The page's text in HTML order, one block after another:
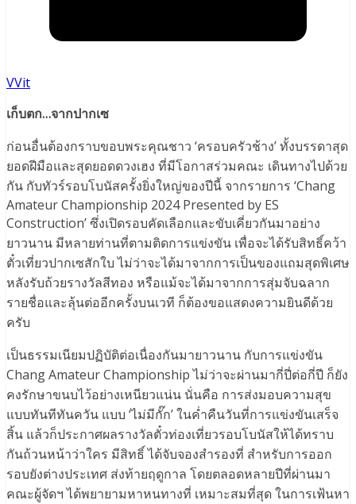
VVit
เก็บตก…จากปากเซ
ก่อนอื่นต้องกราบขอบพระคุณชาว ‘ครอบครัวช้าง’ ทั้งบรรดาสุด
ยอดฝีมือและสุดยอดดวงเฮง ที่มีโอกาสร่วมคณะ เดินทางไปด้วย
กัน กับทัวร์รอบโบนัสครั้งยิ่งใหญ่ของปีนี้ จากรายการ ‘Chang
Amateur Championship 2024 Presented by ES
Construction’ ซึ่งเปิดรอบคัดเลือกและขับเคี่ยวกันมาอย่าง
ยาวนาน มีหลายท่านที่ตามติดการแข่งขัน เพื่อจะได้รับสิทธิ์คว้า
ตั๋วเที่ยวปากเซสักใบ ไม่ว่าจะได้มาจากการเป็นของแถมสุดพิเศษ
หลังรับถ้วยรางวัลสีทอง หรือแม้จะได้มาจากการสุ่มจับฉลาก
รายชื่อและลุ้นต่ออีกครั้งบนเวที ก็ต้องขอแสดงความยินดีด้วย
ครับ
เป็นธรรมเนียมปฏิบัติต่อเนื่องกันมายาวนาน กับการแข่งขัน
Chang Amateur Championship ไม่ว่าจะผ่านมากี่ปี่ต่อกี่ปี ก็ยัง
คงรักษาขนบไว้อย่างเหนียวแน่น นั่นคือ การส่งมอบความสุข
แบบทันทีทันควัน แบบ ‘ไม่มีกั๊ก’ ในค่ำคืนวันที่การแข่งขันเสร็จ
สิ้น แล้วก็ประกาศผลรางวัลตั๋วท่องเที่ยวรอบโบนัสให้ได้ทราบ
กันถ้วนหน้าว่าใคร มีสิทธิ์ ได้จับจองสำรองที่ สำหรับการออก
รอบยังต่างประเทศ ส่งท้ายฤดูกาล โดยตลอดหลายปีที่ผ่านมา
คณะผู้จัดฯ ได้พยายามหาหนทางที่ เหมาะสมที่สุด ในการเฟ้นหา